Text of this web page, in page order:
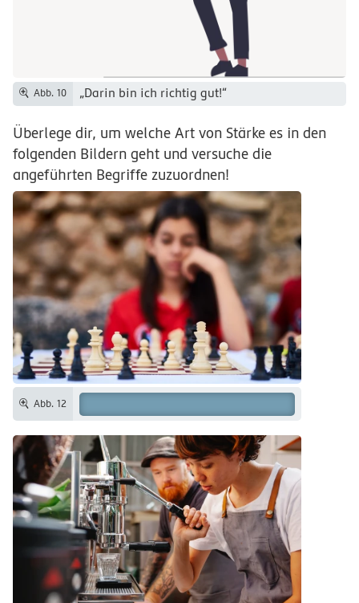
Abb. 10 „Darin bin ich richtig gut!“
Überlege dir, um welche Art von Stärke es in den
folgenden Bildern geht und versuche die
angeführten Begriffe zuzuordnen!
Abb. 12